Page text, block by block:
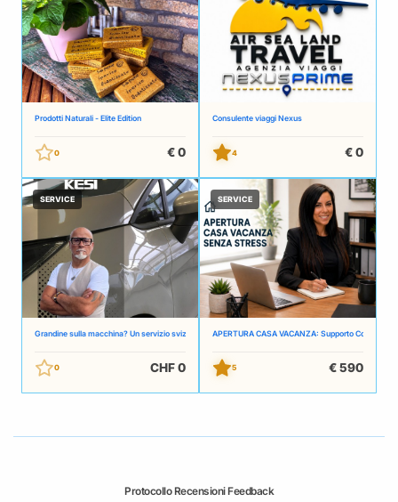
Prodotti Naturali - Elite Edition
0 € 0
Consulente viaggi Nexus
4 € 0
SERVICE
Grandine sulla macchina? Un servizio svizzero semplice e onesto
0 CHF 0
SERVICE
APERTURA CASA VACANZA: Supporto Completo
5 € 590
Protocollo Recensioni Feedback